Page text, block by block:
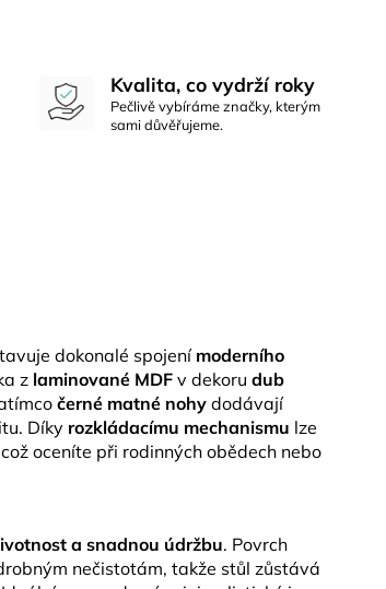
Kvalita, co vydrží roky
Pečlivě vybíráme značky, kterým
sami důvěřujeme.
dokonalé spojení moderního
z laminované MDF v dekoru dub
černé matné nohy dodávají
Díky rozkládacímu mechanismu lze
oceníte při rodinných obědech nebo
a snadnou údržbu. Povrch
nečistotám, takže stůl zůstává